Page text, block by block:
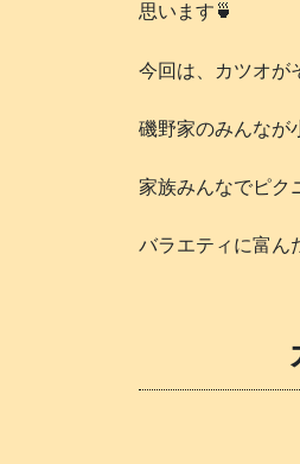
思います🍵
今回は、カツオが
磯野家のみんなが
家族みんなでピク
バラエティに富